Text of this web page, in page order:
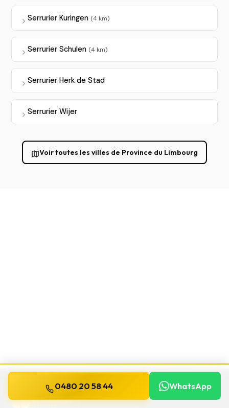
Serrurier Kuringen (4 km)
Serrurier Schulen (4 km)
Serrurier Herk de Stad
Serrurier Wijer
Voir toutes les villes de Province du Limbourg
WILLEMS
0480 20 58 44 WhatsApp